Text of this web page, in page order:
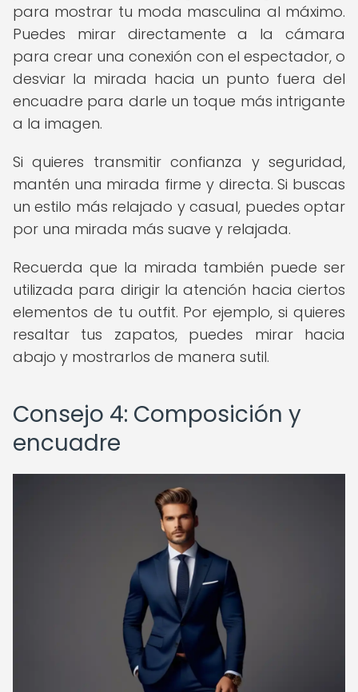
para mostrar tu moda masculina al máximo.
Puedes mirar directamente a la cámara
para crear una conexión con el espectador, o
desviar la mirada hacia un punto fuera del
encuadre para darle un toque más intrigante
a la imagen.
Si quieres transmitir confianza y seguridad,
mantén una mirada firme y directa. Si buscas
un estilo más relajado y casual, puedes optar
por una mirada más suave y relajada.
Recuerda que la mirada también puede ser
utilizada para dirigir la atención hacia ciertos
elementos de tu outfit. Por ejemplo, si quieres
resaltar tus zapatos, puedes mirar hacia
abajo y mostrarlos de manera sutil.
Consejo 4: Composición y
encuadre